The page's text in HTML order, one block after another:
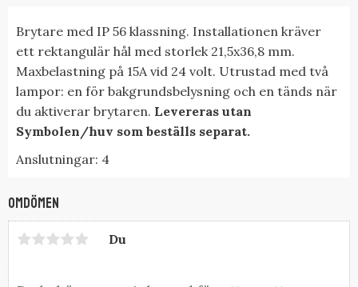
Brytare med IP 56 klassning. Installationen kräver
ett rektangulär hål med storlek 21,5x36,8 mm.
Maxbelastning på 15A vid 24 volt. Utrustad med två
lampor: en för bakgrundsbelysning och en tänds när
du aktiverar brytaren. Levereras utan
Symbolen/huv som beställs separat.
Anslutningar: 4
Omdömen
Du